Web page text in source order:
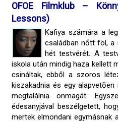
OFOE Filmklub –
Lessons)
Kafiya számára a
családban nőtt föl, a
hét testvérét. A
iskola után mindig haza kellett
csináltak, ebből a szoros
kiszakadnia és egy alapvetően
megtalálnia önmagát.
édesanyjával beszélgetett,
mertek elmondani egymásnak